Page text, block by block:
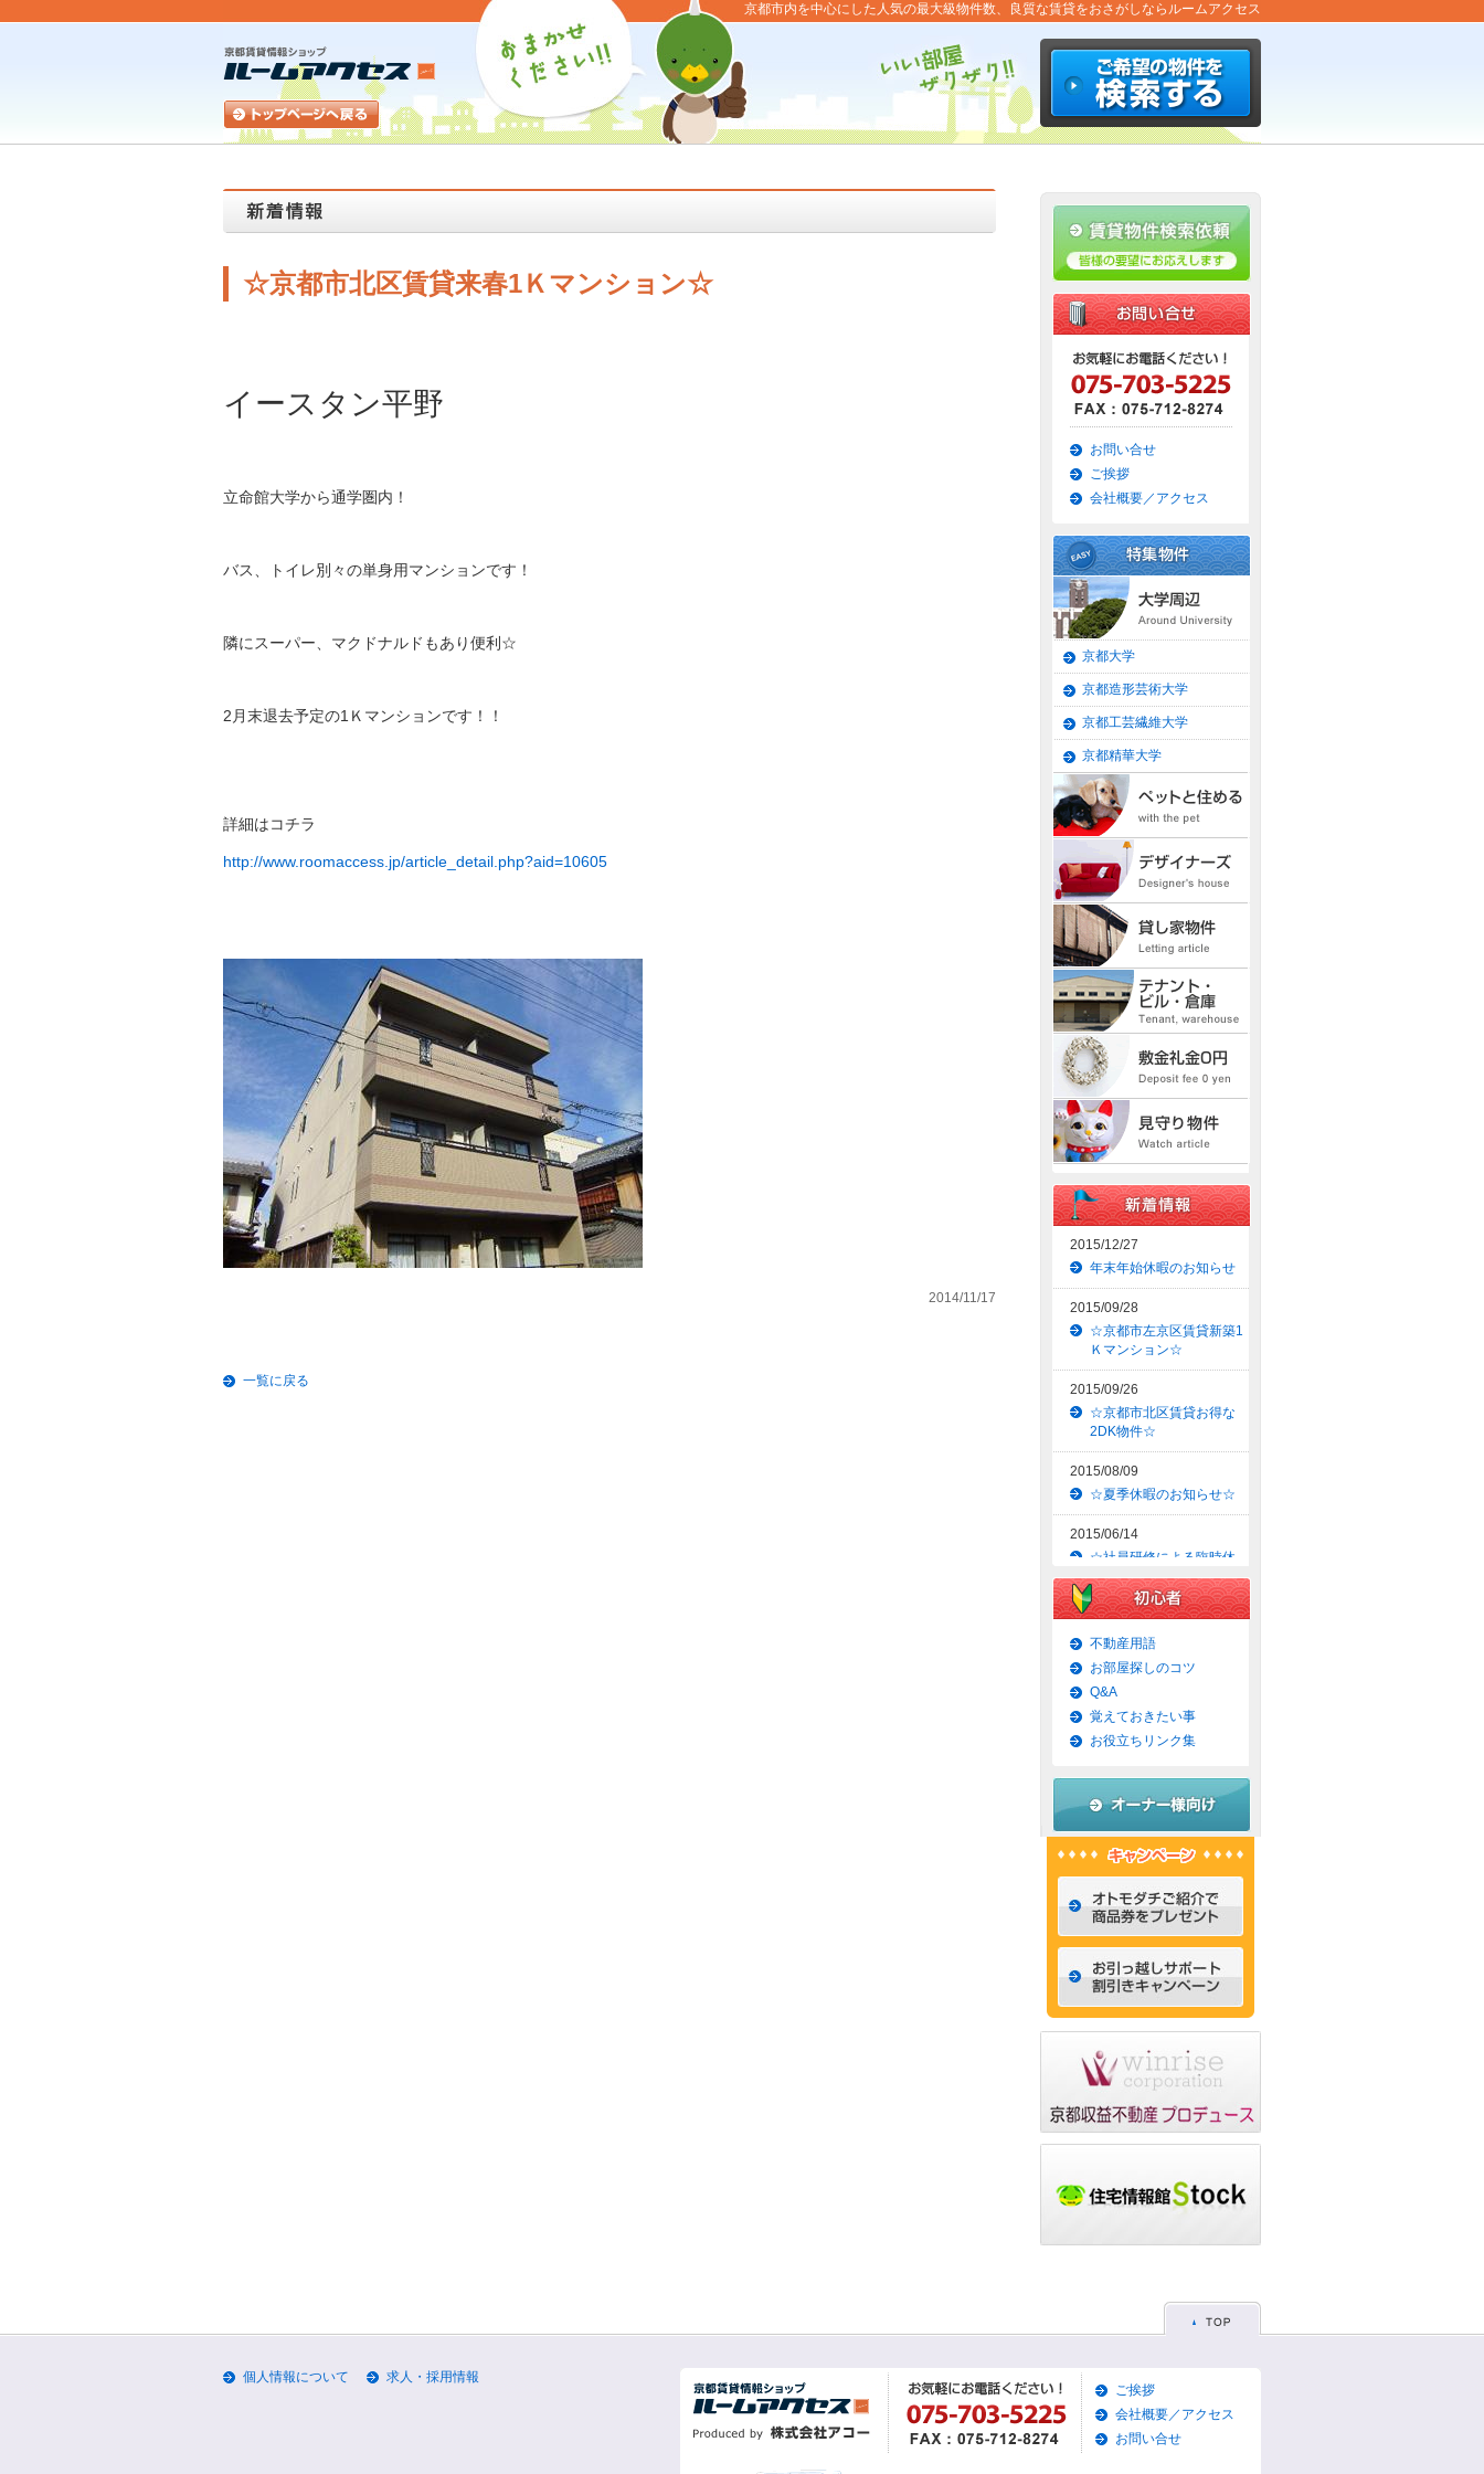
京都市内を中心にした人気の最大級物件数、良質な賃貸をおさがしならルームアクセス
☆京都市北区賃貸来春1Ｋマンション☆
イースタン平野
立命館大学から通学圏内！
バス、トイレ別々の単身用マンションです！
隣にスーパー、マクドナルドもあり便利☆
2月末退去予定の1Ｋマンションです！！
詳細はコチラ
http://www.roomaccess.jp/article_detail.php?aid=10605
2014/11/17
一覧に戻る
お問い合せ
ご挨拶
会社概要／アクセス
京都大学
京都造形芸術大学
京都工芸繊維大学
京都精華大学
2015/12/27
年末年始休暇のお知らせ
2015/09/28
☆京都市左京区賃貸新築1
Ｋマンション☆
2015/09/26
☆京都市北区賃貸お得な
2DK物件☆
2015/08/09
☆夏季休暇のお知らせ☆
2015/06/14
☆社員研修による臨時休
業のお知らせ☆
2015/06/09
☆京都市上京区賃貸お得
な1ＬＤＫマンション☆
2015/06/07
☆京都市左京区賃貸お得
な1Ｋマンション☆
2015/06/02
☆京都市左京区賃貸お得
2015/05/31
な1ＬＤＫマンション☆
☆京都市左京区賃貸おし
ゃれなデザイナーズマン
ション☆
☆京都市左京区賃貸お得
な1ＬＤＫ物件☆
2015/05/28
☆京都市東山区賃貸お得
2015/05/26
な1Ｋマンション☆
物件☆
2015/05/19
☆京都市左京区賃貸築浅1
Ｋマンション☆
2015/05/17
不動産用語
お部屋探しのコツ
Q&A
覚えておきたい事
お役立ちリンク集
個人情報について
求人・採用情報
ご挨拶
会社概要／アクセス
お問い合せ